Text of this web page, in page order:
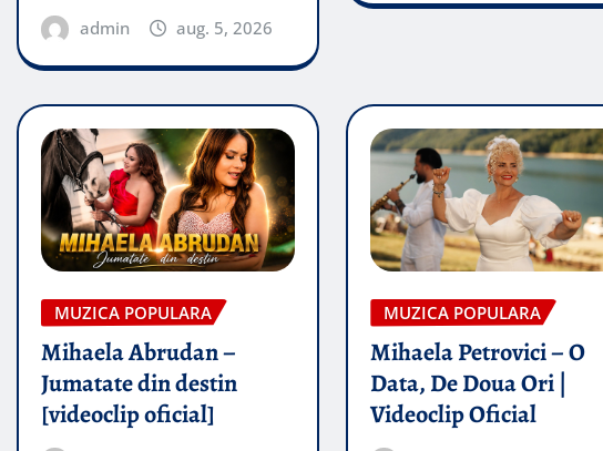
admin aug. 5, 2026
MUZICA POPULARA
Mihaela Abrudan –
Jumatate din destin
[videoclip oficial]
MUZICA POPULARA
Mihaela Petrovici – O
Data, De Doua Ori |
Videoclip Oficial